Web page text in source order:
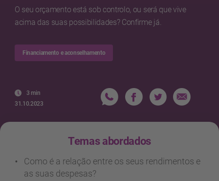
O seu orçamento está sob controlo, ou será que vive
acima das suas possibilidades? Confirme já.
Financiamento e aconselhamento
3 min
31.10.2023
Temas abordados
Como é a relação entre os seus rendimentos e
as suas despesas?